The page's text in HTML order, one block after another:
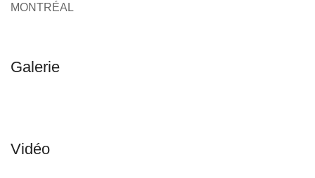
MONTRÉAL